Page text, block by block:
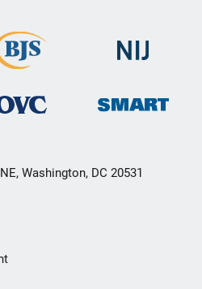
Washington, DC 20531